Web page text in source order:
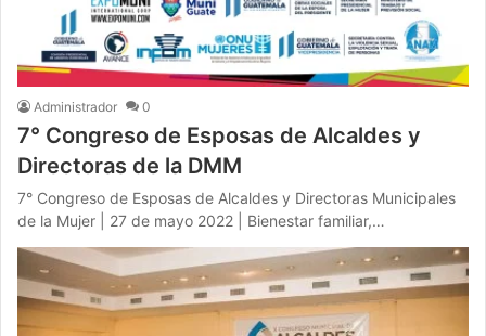
Administrador 0
7° Congreso de Esposas de Alcaldes y
Directoras de la DMM
7° Congreso de Esposas de Alcaldes y Directoras Municipales
de la Mujer | 27 de mayo 2022 | Bienestar familiar,…